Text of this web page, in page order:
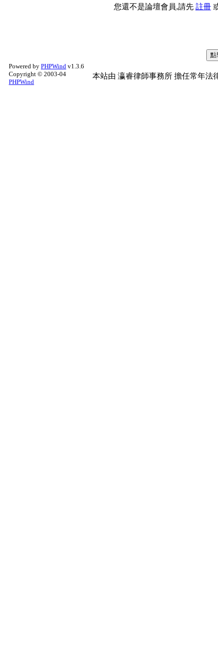
您還不是論壇會員,請先 註冊
Powered by PHPWind v1.3.6
Copyright © 2003-04
PHPWind
本站由 瀛睿律師事務所 擔任常年法